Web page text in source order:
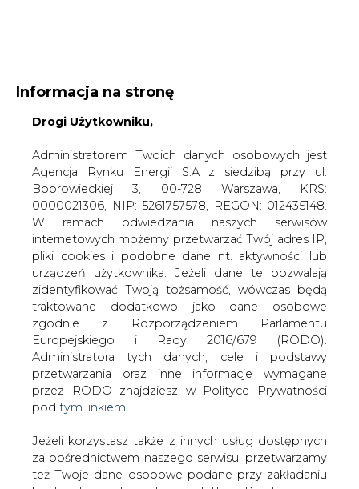
WŁĄCZ CIRE.TV
Administratorem Twoich danych osobowych jest
Bobrowieckiej 3, 00-728 Warszawa, KRS:
W ramach odwiedzania naszych serwisów
internetowych możemy przetwarzać Twój adres IP,
pliki cookies i podobne dane nt. aktywności lub
urządzeń użytkownika. Jeżeli dane te pozwalają
zidentyfikować Twoją tożsamość, wówczas będą
traktowane dodatkowo jako dane osobowe
zgodnie z Rozporządzeniem Parlamentu
Europejskiego i Rady 2016/679 (RODO).
Administratora tych danych, cele i podstawy
przetwarzania oraz inne informacje wymagane
przez RODO znajdziesz w Polityce Prywatności
podtym linkiem.
Jeżeli korzystasz także z innych usług dostępnych
za pośrednictwem naszego serwisu, przetwarzamy
też Twoje dane osobowe podane przy zakładaniu
dane, które podajesz, pozostawiasz lub do których
możemy uzyskać dostęp w ramach korzystania z
Usług.
Strona główna /
SERWIS INFORMACYJNY CIRE
/ MOL kupi udziały w polu naftowym i rurociągu w
Azerbejdżanie
2019-11-04 00:00
drukuj
skomentuj